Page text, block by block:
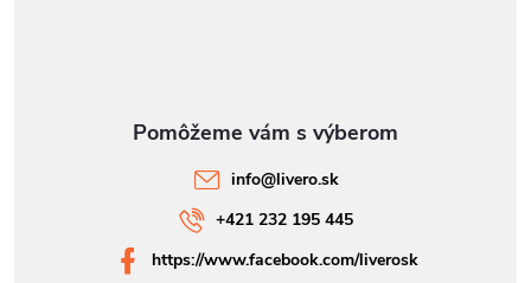
info@livero.sk
+421 232 195 445
https://www.facebook.com/liverosk